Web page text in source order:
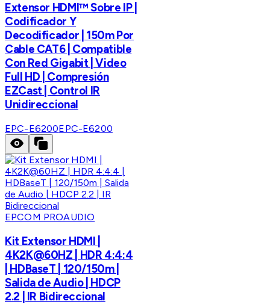
Extensor HDMI™ Sobre IP |
Codificador Y
Decodificador | 150m Por
Cable CAT6 | Compatible
Con Red Gigabit | Video
Full HD | Compresión
EZCast | Control IR
Unidireccional
EPC-E6200EPC-E6200
EPCOM PROAUDIO
Kit Extensor HDMI |
4K2K@60HZ | HDR 4:4:4
| HDBaseT | 120/150m |
Salida de Audio | HDCP
2.2 | IR Bidireccional